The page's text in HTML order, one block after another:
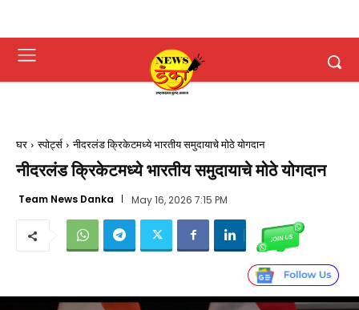
घर स्पोर्ट्स नीदरलंड क्रिकेटमध्ये भारतीय समुदायाचे मोठे योगदान
नीदरलंड क्रिकेटमध्ये भारतीय समुदायाचे मोठे योगदान
Team News Danka May 16, 2026 7:15 PM